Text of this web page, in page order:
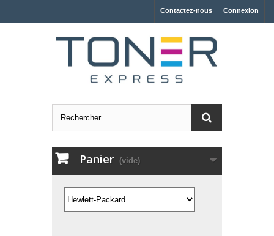
Connexion
Contactez-nous
Panier (vide)